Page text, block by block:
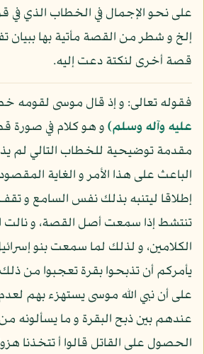
على نحو الإجمال في الخطاب الذي في
إلخ و شطر من القصة مأتية بها ببيان
قصة أخرى لنكتة دعت إليه.
فقوله تعالى: و إذ قال موسى لقومه
عليه وآله وسلم)و هو كلام في صورة
مقدمة توضيحية للخطاب التالي لم
الباعث على هذا الأمر و الغاية
إطلاقا ليتنبه بذلك نفس السامع و
تنتشط إذا سمعت أصل القصة، و نالت
الكلامين، و لذلك لما سمعت بنو
يأمركم أن تذبحوا بقرة تعجبوا من
على أن نبي الله موسى يستهزء بهم
عندهم بين ذبح البقرة و ما
الحصول على القاتل قالوا أ تتخذنا